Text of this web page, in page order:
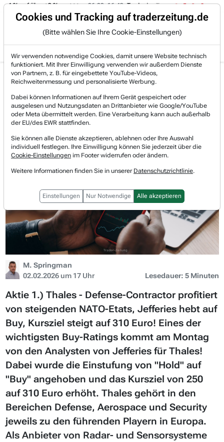
Trading-Room
% auf über +3 %. 06.08. 16:49 Trade des Tages 06.08.
Gratis Account Login
Jetzt registrieren und gratis Artikel lesen.
Bereits bei TraderFox registriert? Jetzt anmelden!
Home Börsen-Nachrichten
Stocks in Action
Stocks in Action: Thales, BMW, Nemetschek, Aurubis...
Stocks in Action: Thales, BMW,
Nemetschek, Aurubis, Nokia
M. Springman
02.02.2026 um 17 Uhr
Lesedauer: 5 Minuten
Aktie 1.) Thales - Defense-Contractor profitiert
von steigenden NATO-Etats, Jefferies hebt auf
Buy, Kursziel steigt auf 310 Euro! Eines der
wichtigsten Buy-Ratings kommt am Montag
von den Analysten von Jefferies für Thales!
Dabei wurde die Einstufung von "Hold" auf
"Buy" angehoben und das Kursziel von 250
auf 310 Euro erhöht. Thales gehört in den
Bereichen Defense, Aerospace und Security
jeweils zu den führenden Playern in Europa.
Als Anbieter von Radar- und Sensorsysteme
Cookies und Tracking auf traderzeitung.de
(Bitte wählen Sie Ihre Cookie-Einstellungen)
Wir verwenden notwendige Cookies, damit unsere Website technisch
funktioniert. Mit Ihrer Einwilligung verwenden wir außerdem Dienste
von Partnern, z. B. für eingebettete YouTube-Videos,
Reichweitenmessung und personalisierte Werbung.
Dabei können Informationen auf Ihrem Gerät gespeichert oder
ausgelesen und Nutzungsdaten an Drittanbieter wie Google/YouTube
oder Meta übermittelt werden. Eine Verarbeitung kann auch außerhalb
der EU/des EWR stattfinden.
Sie können alle Dienste akzeptieren, ablehnen oder Ihre Auswahl
individuell festlegen. Ihre Einwilligung können Sie jederzeit über die
Cookie-Einstellungen im Footer widerrufen oder ändern.
Weitere Informationen finden Sie in unserer Datenschutzrichtlinie.
Einstellungen Nur Notwendige Alle akzeptieren